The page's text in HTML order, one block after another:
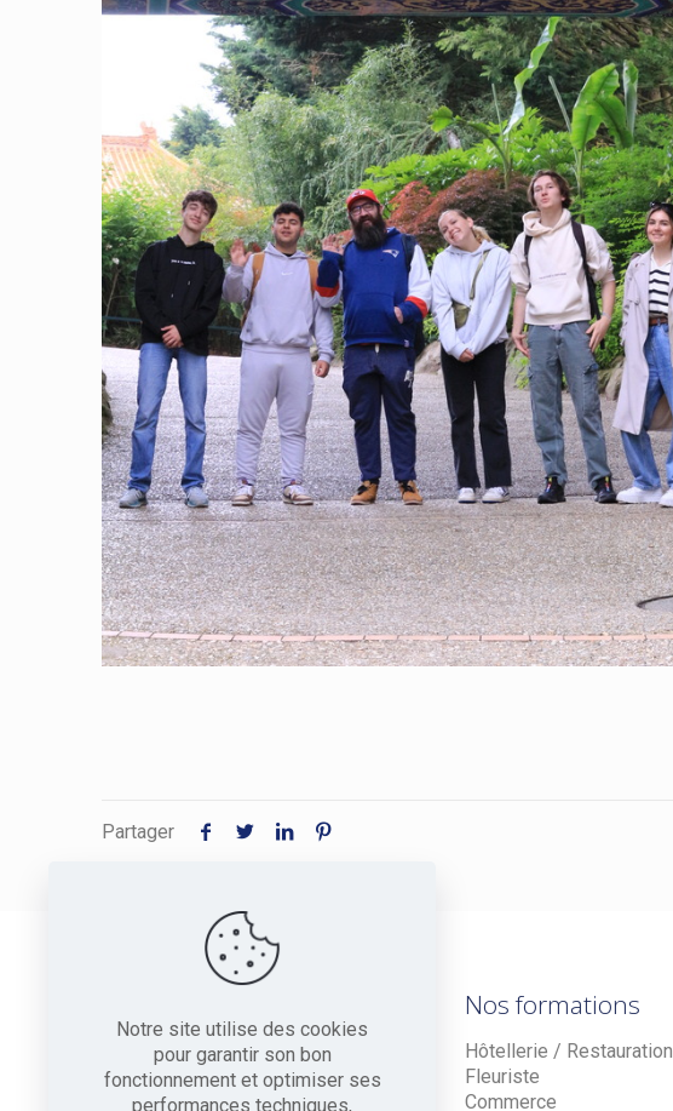
Partager
Nos formations
Hôtellerie / Restauration
Fleuriste
Commerce
Notre site utilise des cookies
pour garantir son bon
fonctionnement et optimiser ses
performances techniques,